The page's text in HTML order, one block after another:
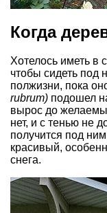
Когда
Хотелось иметь в
чтобы сидеть под
полжизни, пока
rubrum) подошел
вырос до
нет, и с тенью не
получится под
красивый,
снега.